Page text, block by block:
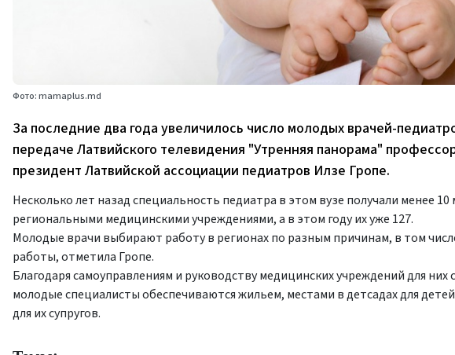
Фото: mamaplus.md
За последние два года увеличилось число молодых врачей-
передаче Латвийского телевидения "Утренняя панорама"
президент Латвийской ассоциации педиатров Илзе Гропе.
Несколько лет назад специальность педиатра в этом вузе получали менее
региональными медицинскими учреждениями, а в этом году их уже 127.
Молодые врачи выбирают работу в регионах по разным причинам, в том
работы, отметила Гропе.
Благодаря самоуправлениям и руководству медицинских учреждений для
молодые специалисты обеспечиваются жильем, местами в детсадах для
для их супругов.